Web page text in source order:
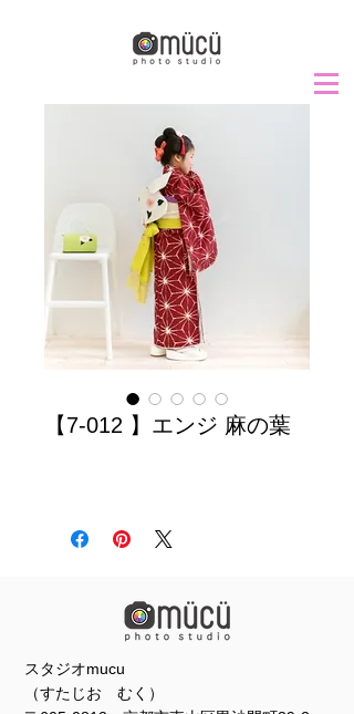
【7-012 】エンジ 麻の葉
スタジオmucu
（すたじお むく）